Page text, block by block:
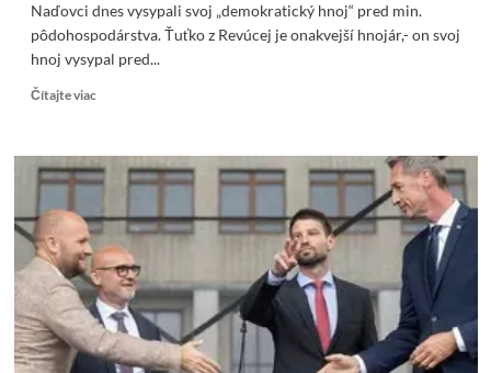
Naďovci dnes vysypali svoj „demokratický hnoj“ pred min.
pôdohospodárstva. Ťuťko z Revúcej je onakvejší hnojár,- on svoj
hnoj vysypal pred...
Čítajte viacRead
Naďovci
dnes
svoj
„demokratický
hnoj“
pred
min.
pôdohospodárstva
&
Ťuťko